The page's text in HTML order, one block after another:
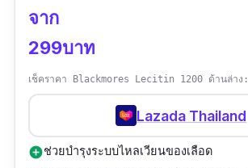
จาก
299บาท
เช็คราคา Blackmores Lecitin 1200 ด้านล่าง:
Lazada Thailand
add_circleช่วยบำรุงระบบไหลเวียนของเลือด